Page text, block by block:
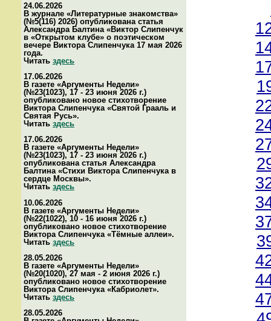
24.06.2026
В журнале «Литературные знакомства»
(№5(116) 2026) опубликована статья
Александра Балтина «Виктор Слипенчук
в «Открытом клубе» о поэтическом
вечере Виктора Слипенчука 17 мая 2026
года.
Читать здесь
17.06.2026
В газете «Аргументы Недели»
(№23(1023), 17 - 23 июня 2026 г.)
опубликовано новое стихотворение
Виктора Слипенчука «Святой Грааль и
Святая Русь».
Читать здесь
17.06.2026
В газете «Аргументы Недели»
(№23(1023), 17 - 23 июня 2026 г.)
опубликована статья Александра
Балтина «Стихи Виктора Слипенчука в
сердце Москвы».
Читать здесь
10.06.2026
В газете «Аргументы Недели»
(№22(1022), 10 - 16 июня 2026 г.)
опубликовано новое стихотворение
Виктора Слипенчука «Тёмные аллеи».
Читать здесь
28.05.2026
В газете «Аргументы Недели»
(№20(1020), 27 мая - 2 июня 2026 г.)
опубликовано новое стихотворение
Виктора Слипенчука «Кабриолет».
Читать здесь
28.05.2026